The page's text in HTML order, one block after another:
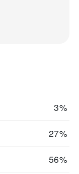
3%
27%
56%